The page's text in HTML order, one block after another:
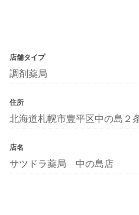
店舗タイプ
調剤薬局
住所
北海道札幌市豊平区中の島２
店名
サツドラ薬局 中の島店